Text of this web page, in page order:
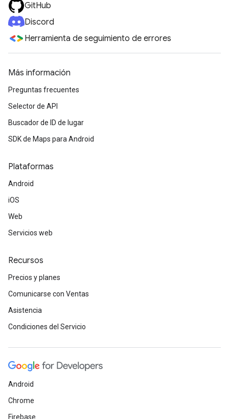
GitHub
Discord
Herramienta de seguimiento de errores
Más información
Preguntas frecuentes
Selector de API
Buscador de ID de lugar
SDK de Maps para Android
Plataformas
Android
iOS
Web
Servicios web
Recursos
Precios y planes
Comunicarse con Ventas
Asistencia
Condiciones del Servicio
Android
Chrome
Firebase